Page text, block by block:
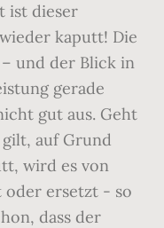
ist dieser
kaputt! Die
und der Blick in
gerade
gut aus. Geht
auf Grund
wird es von
oder ersetzt - so
dass der